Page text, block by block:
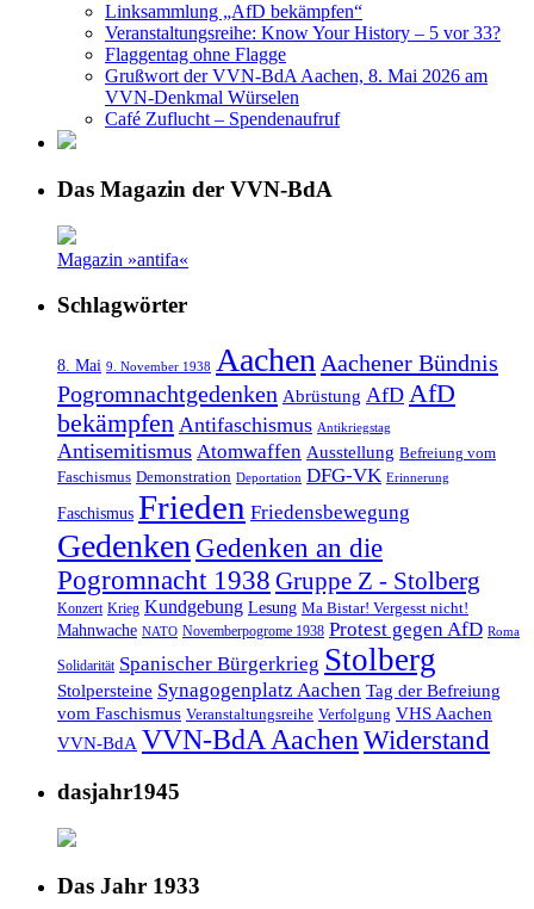
Linksammlung „AfD bekämpfen“
Veranstaltungsreihe: Know Your History – 5 vor 33?
Flaggentag ohne Flagge
Grußwort der VVN-BdA Aachen, 8. Mai 2026 am
VVN-Denkmal Würselen
Café Zuflucht – Spendenaufruf
Das Magazin der VVN-BdA
Magazin »antifa«
Schlagwörter
8. Mai 9. November 1938 Aachen Aachener Bündnis
Pogromnachtgedenken Abrüstung AfD AfD
bekämpfen Antifaschismus Antikriegstag
Antisemitismus Atomwaffen Ausstellung Befreiung vom
Faschismus Demonstration Deportation DFG-VK Erinnerung
Faschismus Frieden Friedensbewegung
Gedenken Gedenken an die
Pogromnacht 1938 Gruppe Z - Stolberg
Konzert Krieg Kundgebung Lesung Ma Bistar! Vergesst nicht!
Mahnwache NATO Novemberpogrome 1938 Protest gegen AfD Roma
Solidarität Spanischer Bürgerkrieg Stolberg
Stolpersteine Synagogenplatz Aachen Tag der Befreiung
vom Faschismus Veranstaltungsreihe Verfolgung VHS Aachen
VVN-BdA VVN-BdA AachenWiderstand
dasjahr1945
Das Jahr 1933